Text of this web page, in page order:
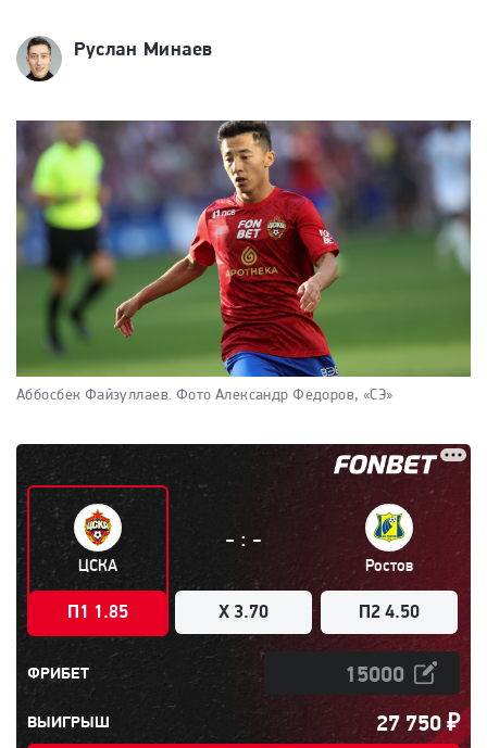
Руслан Минаев
Аббосбек Файзуллаев. Фото Александр Федоров, «СЭ»
ЦСКА
П1 1.85
- : -
X 3.70
Ростов
П2 4.50
ФРИБЕТ
ВЫИГРЫШ 27 750₽